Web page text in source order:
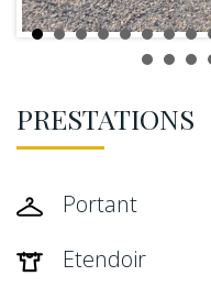
PRESTATIONS
Portant
Etendoir